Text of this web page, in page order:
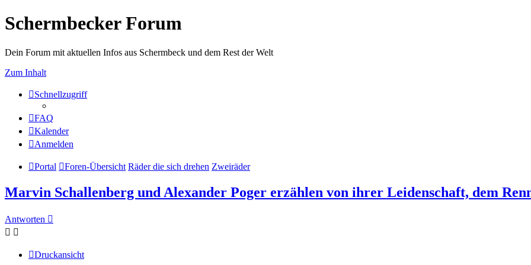
Schermbecker Forum
Dein Forum mit aktuellen Infos aus Schermbeck und dem Rest der Welt
Zum Inhalt
Schnellzugriff
FAQ
Kalender
Anmelden
Portal Foren-Übersicht Räder die sich drehen Zweiräder
Marvin Schallenberg und Alexander Poger erzählen von ihrer Leidenschaft, dem
Antworten
Druckansicht